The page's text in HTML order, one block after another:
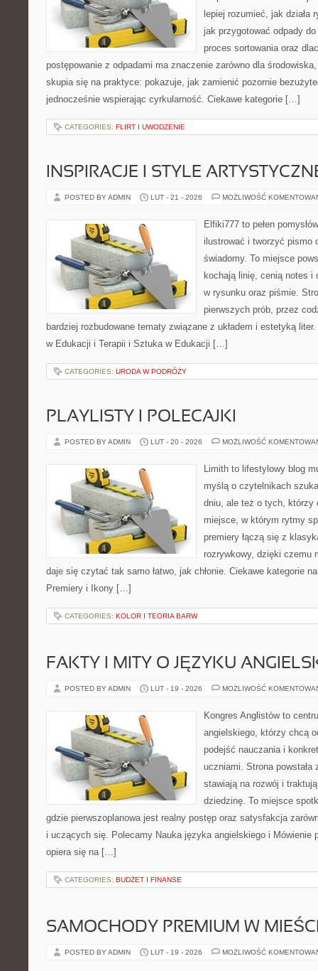
lepiej rozumieć, jak działa
jak przygotować odpady
proces sortowania oraz
postępowanie z odpadami ma znaczenie zarówno dla
skupia się na praktyce: pokazuje, jak zamienić pozornie
jednocześnie wspierając cyrkularność. Ciekawe kategorie […]
CATEGORIES: FLIRT I UWODZENIE
INSPIRACJE I STYLE
POSTED BY ADMIN LUT - 21 - 2026 MOŻLIWOŚĆ
Elfiki777 to pełen
ilustrować i tworzyć pismo
świadomy. To miejsce
kochają linię, cenią notes i
w rysunku oraz piśmie.
pierwszych prób, przez
bardziej rozbudowane tematy związane z układem i estetyką
w Edukacji i Terapii i Sztuka w Edukacji […]
CATEGORIES: URODA W PODRÓŻY
PLAYLISTY I POLECAJKI
POSTED BY ADMIN LUT - 20 - 2026 MOŻLIWOŚĆ
Limith to lifestylowy blog
myślą o czytelnikach
dniu, ale też o tych, którzy
miejsce, w którym rytmy
premiery łączą się z
rozrywkowy, dzięki czemu
daje się czytać tak samo łatwo, jak chłonie. Ciekawe kategorie
Premiery i Ikony […]
CATEGORIES: KOLOR I TEORIA BARW
FAKTY I MITY O JĘZYKU
POSTED BY ADMIN LUT - 19 - 2026 MOŻLIWOŚĆ
Kongres Anglistów to
angielskiego, którzy chcą
podejść nauczania i
uczniami. Strona
stawiają na rozwój i
dziedzinę. To miejsce
gdzie pierwszoplanowa jest realny postęp oraz satysfakcja
i uczących się. Polecamy Nauka języka angielskiego i Mówienie
opiera się na […]
CATEGORIES: BUDŻET I FINANSE
SAMOCHODY PREMIUM W
POSTED BY ADMIN LUT - 19 - 2026 MOŻLIWOŚĆ